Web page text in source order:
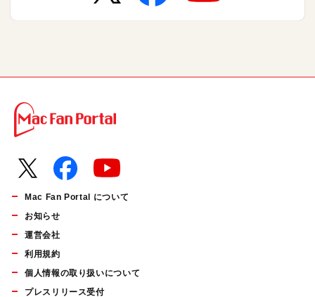
Mac Fan Portal について
お知らせ
運営会社
利用規約
個人情報の取り扱いについて
プレスリリース受付